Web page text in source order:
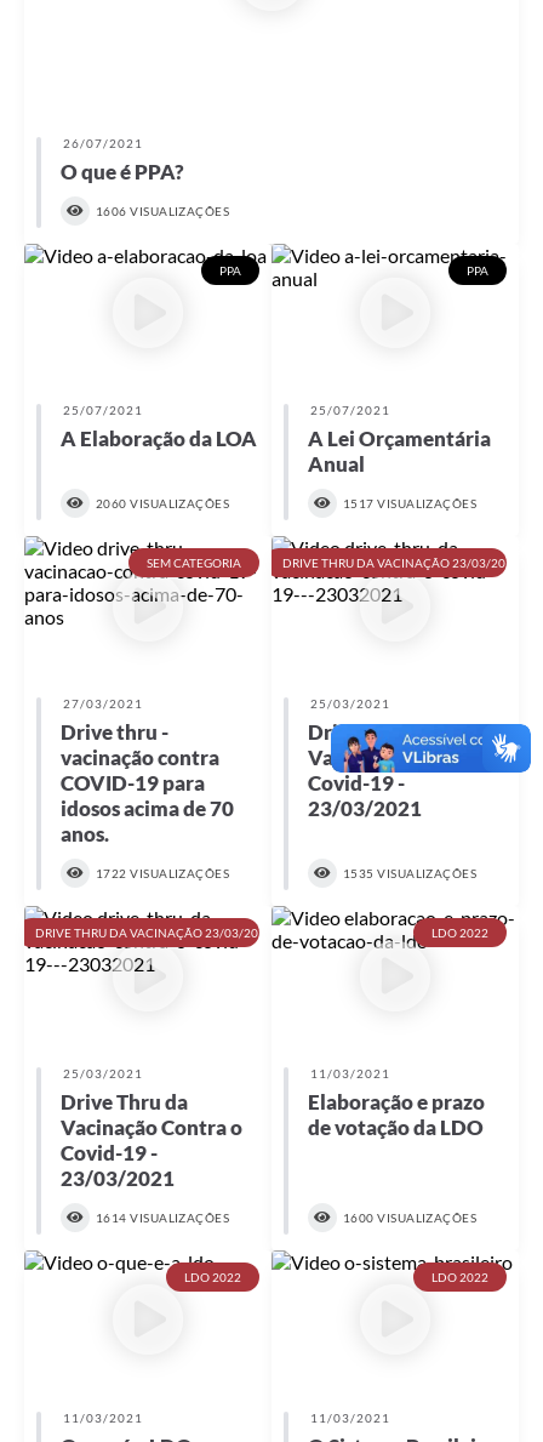
26/07/2021
O que é PPA?
1606 VISUALIZAÇÕES
PPA
25/07/2021
A Elaboração da LOA
2060 VISUALIZAÇÕES
PPA
25/07/2021
A Lei Orçamentária
Anual
1517 VISUALIZAÇÕES
SEM CATEGORIA
27/03/2021
Drive thru -
vacinação contra
COVID-19 para
idosos acima de 70
anos.
1722 VISUALIZAÇÕES
DRIVE THRU DA VACINAÇÃO 23/03/2021
25/03/2021
Drive Thru da
Vacinação Contra o
Covid-19 -
23/03/2021
1535 VISUALIZAÇÕES
DRIVE THRU DA VACINAÇÃO 23/03/2021
25/03/2021
Drive Thru da
Vacinação Contra o
Covid-19 -
23/03/2021
1614 VISUALIZAÇÕES
LDO 2022
11/03/2021
Elaboração e prazo
de votação da LDO
1600 VISUALIZAÇÕES
LDO 2022
11/03/2021
LDO 2022
11/03/2021